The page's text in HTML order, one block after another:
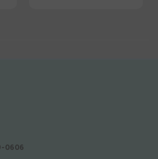
0606